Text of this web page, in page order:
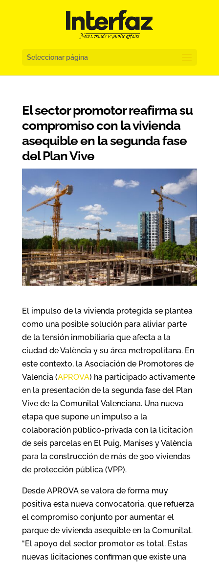
Seleccionar página
El sector promotor reafirma su
compromiso con la vivienda
asequible en la segunda fase
del Plan Vive
El impulso de la vivienda protegida se plantea
como una posible solución para aliviar parte
de la tensión inmobiliaria que afecta a la
ciudad de València y su área metropolitana. En
este contexto, la Asociación de Promotores de
Valencia (APROVA) ha participado activamente
en la presentación de la segunda fase del Plan
Vive de la Comunitat Valenciana. Una nueva
etapa que supone un impulso a la
colaboración público-privada con la licitación
de seis parcelas en El Puig, Manises y València
para la construcción de más de 300 viviendas
de protección pública (VPP).
Desde APROVA se valora de forma muy
positiva esta nueva convocatoria, que refuerza
el compromiso conjunto por aumentar el
parque de vivienda asequible en la Comunitat.
“El apoyo del sector promotor es total. Estas
nuevas licitaciones confirman que existe una